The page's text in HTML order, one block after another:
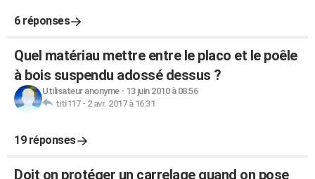
6 réponses
Quel matériau mettre entre le placo et le poêle
à bois suspendu adossé dessus ?
Utilisateur anonyme- 13 juin 2010 à 08:56
titi117- 2 avr. 2017 à 16:31
19 réponses
Doit on protéger un carrelage quand on pose